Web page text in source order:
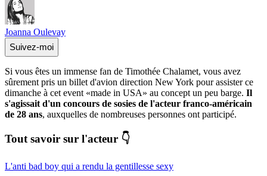
Joanna Oulevay
Suivez-moi
Si vous êtes un immense fan de Timothée Chalamet, vous avez
sûrement pris un billet d'avion direction New York pour assister ce
dimanche à cet event «made in USA» au concept un peu barge. Il
s'agissait d'un concours de sosies de l'acteur franco-américain
de 28 ans, auxquelles de nombreuses personnes ont participé.
Tout savoir sur l'acteur 👇
L'anti bad boy qui a rendu la gentillesse sexy